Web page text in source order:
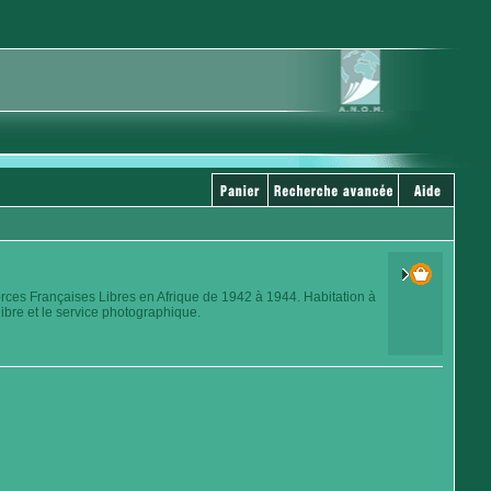
Françaises Libres en Afrique de 1942 à 1944. Habitation à
et le service photographique.